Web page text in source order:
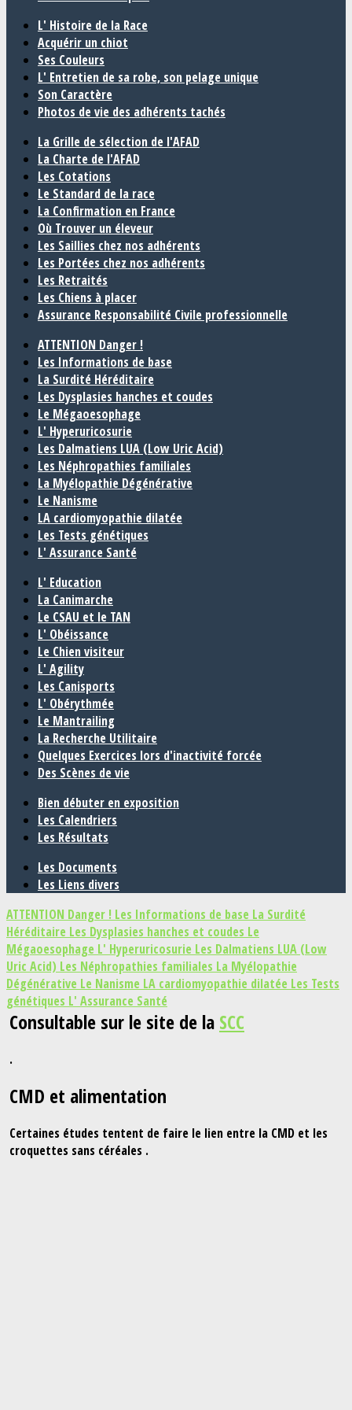
L' Histoire de la Race
Acquérir un chiot
Ses Couleurs
L' Entretien de sa robe, son pelage unique
Son Caractère
Photos de vie des adhérents tachés
La Grille de sélection de l'AFAD
La Charte de l'AFAD
Les Cotations
Le Standard de la race
La Confirmation en France
Où Trouver un éleveur
Les Saillies chez nos adhérents
Les Portées chez nos adhérents
Les Retraités
Les Chiens à placer
Assurance Responsabilité Civile professionnelle
ATTENTION Danger !
Les Informations de base
La Surdité Héréditaire
Les Dysplasies hanches et coudes
Le Mégaoesophage
L' Hyperuricosurie
Les Dalmatiens LUA (Low Uric Acid)
Les Néphropathies familiales
La Myélopathie Dégénérative
Le Nanisme
LA cardiomyopathie dilatée
Les Tests génétiques
L' Assurance Santé
L' Education
La Canimarche
Le CSAU et le TAN
L' Obéissance
Le Chien visiteur
L' Agility
Les Canisports
L' Obérythmée
Le Mantrailing
La Recherche Utilitaire
Quelques Exercices lors d'inactivité forcée
Des Scènes de vie
Bien débuter en exposition
Les Calendriers
Les Résultats
Les Documents
Les Liens divers
ATTENTION Danger ! Les Informations de base La Surdité
Héréditaire Les Dysplasies hanches et coudes Le
Mégaoesophage L' Hyperuricosurie Les Dalmatiens LUA (Low
Uric Acid) Les Néphropathies familiales La Myélopathie
Dégénérative Le Nanisme LA cardiomyopathie dilatée Les Tests
génétiques L' Assurance Santé
Consultable sur le site de la SCC
.
CMD et alimentation
Certaines études tentent de faire le lien entre la CMD et les
croquettes sans céréales .